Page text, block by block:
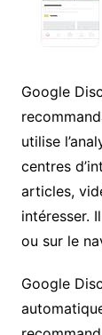
Google
utilise
centres
articles,
intéresser.
ou sur le
Google